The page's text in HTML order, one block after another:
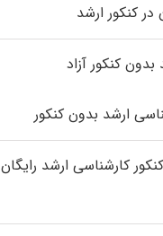
در کنکور ارشد
کنکور آزاد
ارشد بدون کنکور
کارشناسی ارشد رایگان